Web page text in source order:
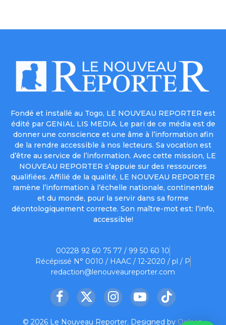
Fondé et installé au Togo, LE NOUVEAU REPORTER est
édité par GENIAL LIS MEDIA. Le pari de ce média est de
donner une conscience et une âme à l’information afin
de la rendre accessible à nos lecteurs. Sa vocation est
d’être au service de l’information. Avec cette mission, LE
NOUVEAU REPORTER s’appuie sur des ressources
qualifiées. Affilié de la qualité, LE NOUVEAU REPORTER
ramène l’information à l’échelle nationale, continentale
et du monde, pour la servir dans sa forme
déontologiquement correcte. Son maître-mot est: l’info,
accessible!
00228 92 60 75 77 / 99 50 60 10
Récépissé N° 0010 / HAAC / 12-2020 / pl / P
redaction@lenouveaureporter.com
Facebook
X
InstagramYouTubeTikTok
© 2026 Le Nouveau Reporter. Designed by Oelnet.